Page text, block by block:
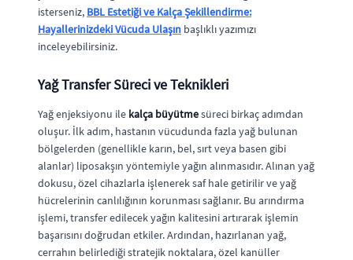
isterseniz, BBL Estetiği ve Kalça Şekillendirme:
Hayallerinizdeki Vücuda Ulaşın başlıklı yazımızı
inceleyebilirsiniz.
Yağ Transfer Süreci ve Teknikleri
Yağ enjeksiyonu ile kalça büyütmesüreci birkaç adımdan
oluşur. İlk adım, hastanın vücudunda fazla yağ bulunan
bölgelerden (genellikle karın, bel, sırt veya basen gibi
alanlar) liposakşın yöntemiyle yağın alınmasıdır. Alınan yağ
dokusu, özel cihazlarla işlenerek saf hale getirilir ve yağ
hücrelerinin canlılığının korunması sağlanır. Bu arındırma
işlemi, transfer edilecek yağın kalitesini artırarak işlemin
başarısını doğrudan etkiler. Ardından, hazırlanan yağ,
cerrahın belirlediği stratejik noktalara, özel kanüller